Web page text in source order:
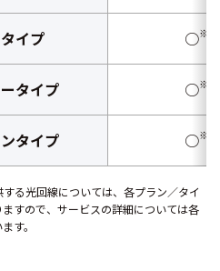
イプ ○※
タイプ ○※
タイプ ○※
る光回線については、各プラン／タイ
すので、サービスの詳細については各
す。